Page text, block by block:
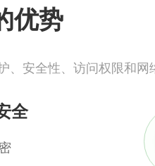
优势
、安全性、访问权限和网
全